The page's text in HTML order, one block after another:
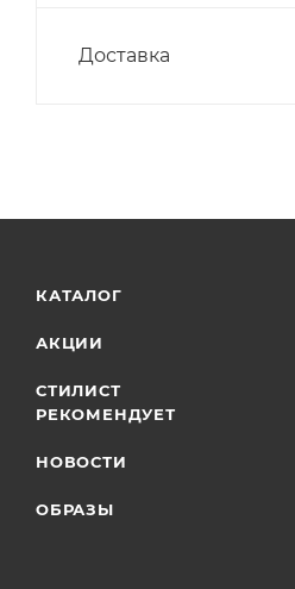
Доставка
КАТАЛОГ
АКЦИИ
СТИЛИСТ
РЕКОМЕНДУЕТ
НОВОСТИ
ОБРАЗЫ